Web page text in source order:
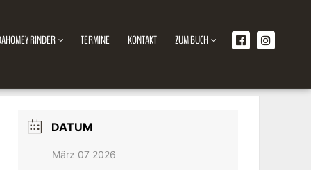
RINDER TERMINE KONTAKT ZUM BUCH
DATUM
März 07 2026